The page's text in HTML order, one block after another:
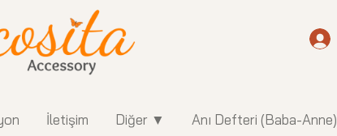
İletişim Diğer ▼ Anı Defteri (Baba-Anne)